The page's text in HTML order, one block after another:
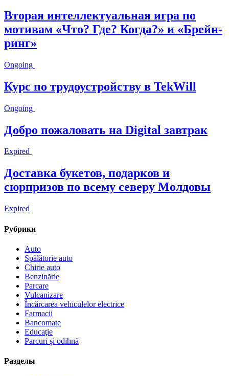
Вторая интеллектуальная игра по
мотивам «Что? Где? Когда?» и «Брейн-
ринг»
Ongoing
Курс по трудоустройству в TekWill
Ongoing
Добро пожаловать на Digital завтрак
Expired
Доставка букетов, подарков и
сюрпризов по всему северу Молдовы
Expired
Рубрики
Auto
Spălătorie auto
Chirie auto
Benzinărie
Parcare
Vulcanizare
Încărcarea vehiculelor electrice
Farmacii
Bancomate
Educaţie
Parcuri și odihnă
Разделы